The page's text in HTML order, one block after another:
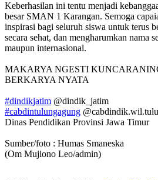
Keberhasilan ini tentu menjadi
besar SMAN 1 Karangan. Semoga
inspirasi bagi seluruh siswa untuk terus
secara sehat, dan mengharumkan nama
maupun internasional.
MAKARYA NGESTI
BERKARYA NYATA
#dindikjatim @dindik_jatim
#cabdintulungagung
Dinas Pendidikan Provinsi Jawa Timur
Sumber/foto : Humas Smaneska
(Om Mujiono Leo/admin)